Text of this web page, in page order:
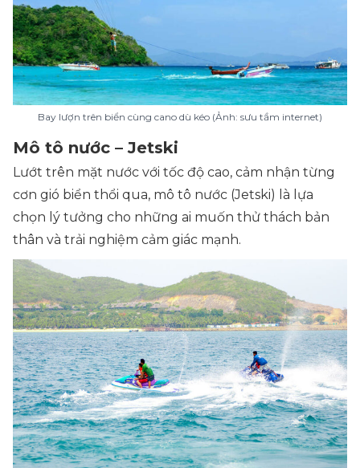
Bay lượn trên biển cùng cano dù kéo (Ảnh: sưu tầm internet)
Mô tô nước – Jetski
Lướt trên mặt nước với tốc độ cao, cảm nhận từng
cơn gió biển thổi qua, mô tô nước (Jetski) là lựa
chọn lý tưởng cho những ai muốn thử thách bản
thân và trải nghiệm cảm giác mạnh.